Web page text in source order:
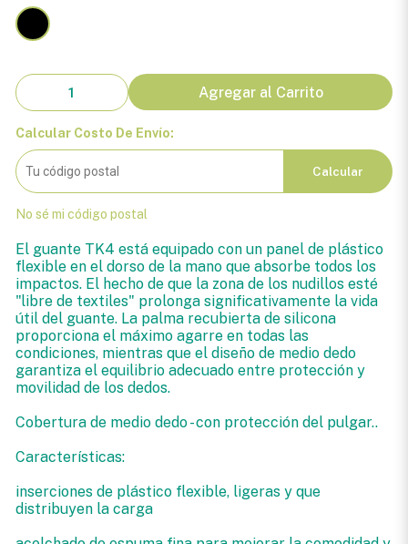
Agregar al Carrito
Calcular Costo De Envío:
Calcular
No sé mi código postal
El guante TK4 está equipado con un panel de plástico
flexible en el dorso de la mano que absorbe todos los
impactos. El hecho de que la zona de los nudillos esté
"libre de textiles" prolonga significativamente la vida
útil del guante. La palma recubierta de silicona
proporciona el máximo agarre en todas las
condiciones, mientras que el diseño de medio dedo
garantiza el equilibrio adecuado entre protección y
movilidad de los dedos.
Cobertura de medio dedo - con protección del pulgar..
Características:
inserciones de plástico flexible, ligeras y que
distribuyen la carga